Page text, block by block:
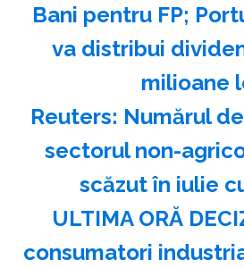
Bani pentru FP;
va distribui
milioane
Reuters: Numărul
sectorul non-
scăzut în iulie
ULTIMA ORĂ
consumatori